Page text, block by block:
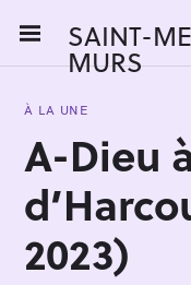
i
SAINT-
MURS
À LA UNE
A-Dieu
2023)